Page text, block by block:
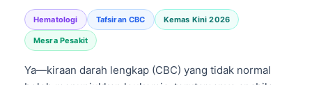
Hematologi Tafsiran CBC Kemas Kini 2026
Mesra Pesakit
Ya—kiraan darah lengkap (CBC) yang tidak normal